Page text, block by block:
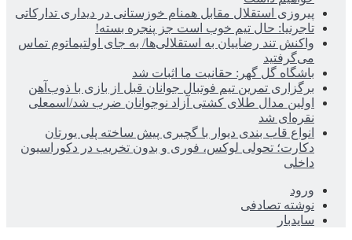
پیروزی استقلال مقابل همنام خوزستانی در دیداری تدارکاتی
تاجرنیا: حال تیم خوب است جز پنجره بسته!
واکنش تند رضاییان به استقلالی‌ها/ به جای اولتیماتوم تماس
می‌گرفتید
باشگاه گل گهر: حقانیت ما اثبات شد
برگزاری تمرین تیم فوتبال جوانان قبل از بازی با ذوب‌آهن
اولین مدال طلای کشتی آزاد نوجوانان ضرب شد/اسمعلی
نقره‌ای شد
انواع قاب بندی دیوار با گچبری پیش ساخته پلی یورتان
دکارت؛ تحولی لوکس، فوری و بدون تخریب در دکوراسیون
داخلی
ورود
نوشته تصادفی
سایدبار